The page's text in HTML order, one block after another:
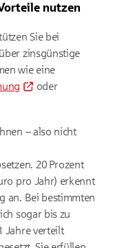
nutzen
Sie bei
zinsgünstige
wie eine
oder
– also nicht
20 Prozent
pro Jahr) erkennt
an. Bei bestimmten
sogar bis zu
Jahre verteilt